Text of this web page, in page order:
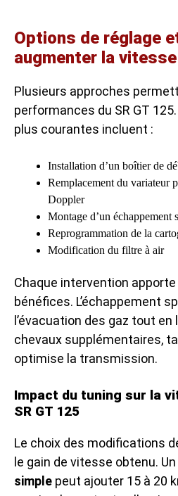
Options de réglage
augmenter la vitesse
Plusieurs approches
performances du SR GT
plus courantes incluent :
Installation d’un boîtier de
Remplacement du variateur
Doppler
Montage d’un échappement
Reprogrammation de la
Modification du filtre à air
Chaque intervention
bénéfices. L’échappement
l’évacuation des gaz tout
chevaux supplémentaires,
optimise la transmission.
Impact du tuning sur la
SR GT 125
Le choix des modifications
le gain de vitesse obtenu. Un
simple peut ajouter 15 à 20